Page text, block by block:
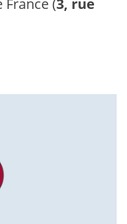
(3, rue